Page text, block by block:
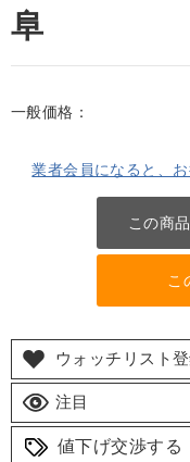
阜
一般価格：
業者会員になると、
この商
こ
ウォッチリスト
注目
値下げ交渉する